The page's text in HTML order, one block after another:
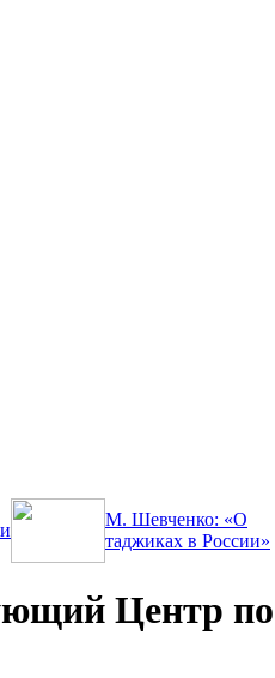
М. Шевченко: «О
таджиках в России»
Центр